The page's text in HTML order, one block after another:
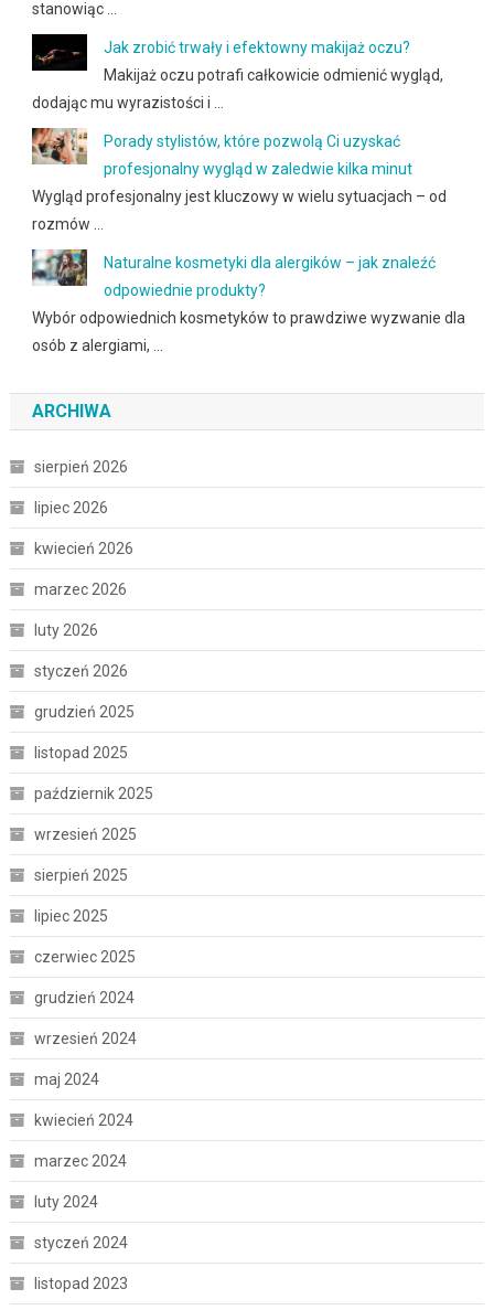
stanowiąc …
Jak zrobić trwały i efektowny makijaż oczu?
Makijaż oczu potrafi całkowicie odmienić wygląd,
dodając mu wyrazistości i …
Porady stylistów, które pozwolą Ci uzyskać
profesjonalny wygląd w zaledwie kilka minut
Wygląd profesjonalny jest kluczowy w wielu sytuacjach – od
rozmów …
Naturalne kosmetyki dla alergików – jak znaleźć
odpowiednie produkty?
Wybór odpowiednich kosmetyków to prawdziwe wyzwanie dla
osób z alergiami, …
ARCHIWA
sierpień 2026
lipiec 2026
kwiecień 2026
marzec 2026
luty 2026
styczeń 2026
grudzień 2025
listopad 2025
październik 2025
wrzesień 2025
sierpień 2025
lipiec 2025
czerwiec 2025
grudzień 2024
wrzesień 2024
maj 2024
kwiecień 2024
marzec 2024
luty 2024
styczeń 2024
listopad 2023